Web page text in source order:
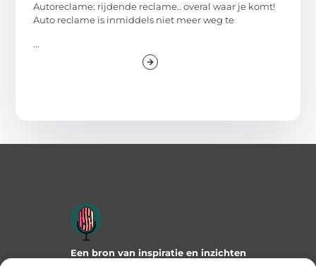
Autoreclame: rijdende reclame.. overal waar je komt!
Auto reclame is inmiddels niet meer weg te
...
Een bron van inspiratie en inzichten